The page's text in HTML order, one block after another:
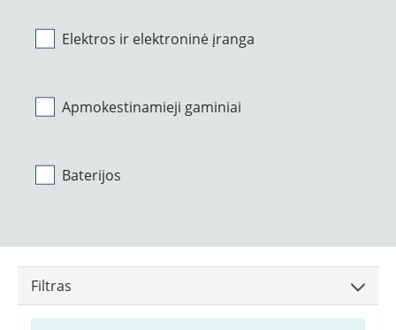
Elektros ir elektroninė įranga
Apmokestinamieji gaminiai
Baterijos
Filtras